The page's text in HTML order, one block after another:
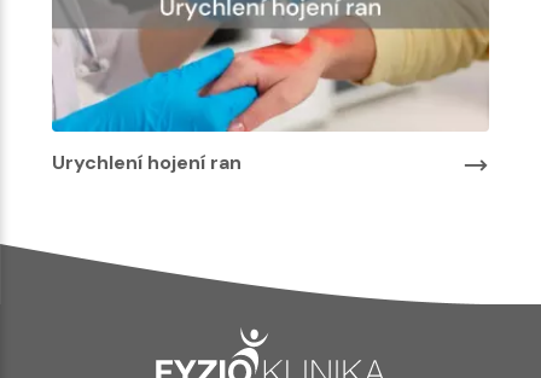
Urychlení hojení ran